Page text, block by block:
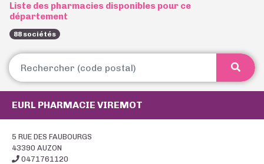
Liste des pharmacies disponibles pour ce
département
88 sociétés
EURL PHARMACIE VIREMOT
5 RUE DES FAUBOURGS
43390 AUZON
0471761120